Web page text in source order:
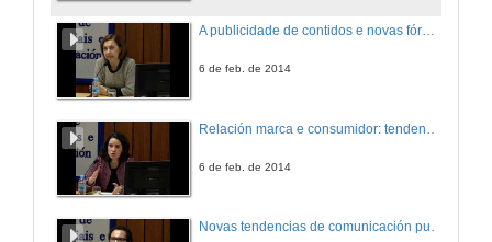
A publicidade de contidos e novas fórmulas da persuasión
6 de feb. de 2014
6 de feb. de 2014
Novas tendencias de comunicación publicitaria: cara á personalización en masa